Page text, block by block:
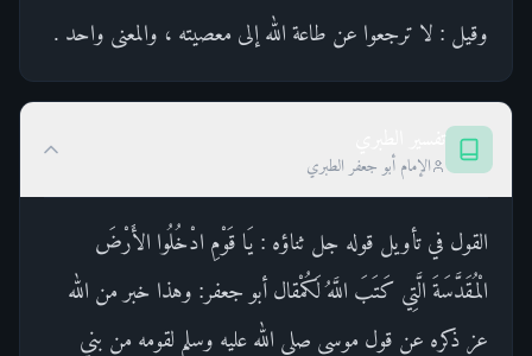
وقيل : لا ترجعوا عن طاعة الله إلى معصيته ، والمعنى واحد .
الإمام أبو جعفر الطبري
القول في تأويل قوله جل ثناؤه : يَا قَوْمِ ادْخُلُوا الأَرْضَ
الْمُقَدَّسَةَ الَّتِي كَتَبَ اللَّهُ لَكُمْقال أبو جعفر: وهذا خبر من الله
عز ذكره عن قول موسى صلى الله عليه وسلم لقومه من بني